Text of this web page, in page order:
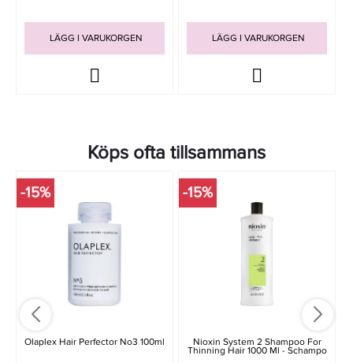
LÄGG I VARUKORGEN LÄGG I VARUKORGEN
Köps ofta tillsammans
-15%
Olaplex Hair Perfector No3 100ml
-15%
Nioxin System 2 Shampoo For
Thinning Hair 1000 Ml - Schampo